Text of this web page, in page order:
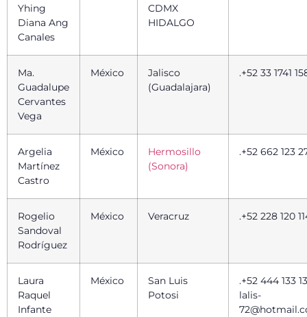
Yhing
Diana Ang
Canales
CDMX
HIDALGO
Ma.
Guadalupe
Cervantes
Vega
México
Jalisco
(Guadalajara)
.+52 33 1741
Argelia
Martínez
Castro
México
Hermosillo
(Sonora)
.+52 662 123
Rogelio
Sandoval
Rodríguez
México Veracruz .+52 228 120
Laura
Raquel
Infante
México
San Luis
Potosi
.+52 444 133
lalis-